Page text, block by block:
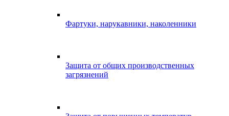
Фартуки, нарукавники, наколенники
Защита от общих производственных
загрязнений